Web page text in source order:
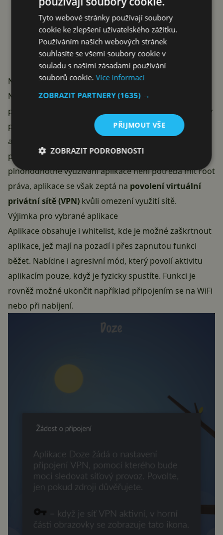
Naděje v podobě stejnojmenné aplikaci
Nová aplikace v Google Play s názvem Doze slibuje
podobné fungování, jako jeho jmenovec integrovaný v
poslední aktualizaci Androidu. Stejně jako on po
aktivaci snímá senzory a pokud se nic neděje, zastaví
procesy na pozadí a telefon si „schrupne“. Pro
plnohodnotné využívání aplikace není potřeba mít root
práva, aplikace se však zeptá na povolení virtuální
privátní sítě (VPN) kvůli omezení využití sítě.
Výjimka pro vybrané aplikace
Aplikace obsahuje i whitelist, kde je možné zaškrtnout
aplikace, jež mají na pozadí i přes zapnutou funkci
běžet. Nabídne i agresivní mód, který povolí aktivitu
aplikacím pouze, když je fyzicky spustíte. Funkci je
rovněž možné ukončit například připojením se na WiFi
nebo při nabíjení.
Tyto webové stránky používají soubory
cookie ke zlepšení uživatelského zážitku.
Používáním našich webových stránek
souhlasíte se všemi soubory cookie v
souladu s našimi zásadami používání
souborů cookie.Více informací
ZOBRAZIT PARTNERY(1635) →
PŘIJMOUT VŠE
ZOBRAZIT PODROBNOSTI